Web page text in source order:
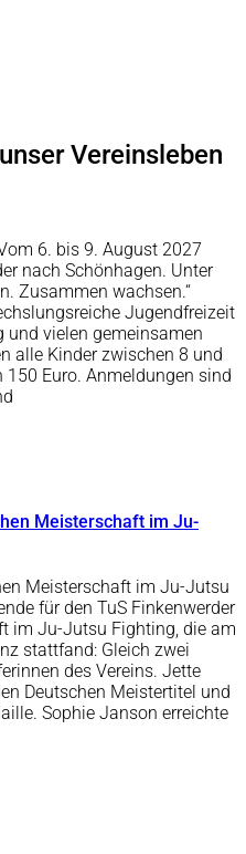
Vereinsleben
6. bis 9. August 2027
nach Schönhagen. Unter
Zusammen wachsen.“
Jugendfreizeit
und vielen gemeinsamen
alle Kinder zwischen 8 und
150 Euro. Anmeldungen sind
Meisterschaft im Ju-
Meisterschaft im Ju-Jutsu
für den TuS Finkenwerder
im Ju-Jutsu Fighting, die am
stattfand: Gleich zwei
des Vereins. Jette
Deutschen Meistertitel und
Sophie Janson erreichte